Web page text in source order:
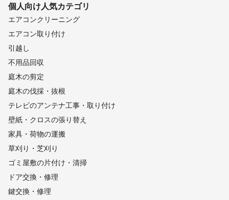
日立市
常陸太田市
【神奈川県 】
川崎市 横浜市
鎌倉市
葉山町
厚木市
平塚市
三浦市
松田町
大井町
真鶴町
箱根町 湯河原町
個人向け人気カテゴリ
エアコンクリーニング
エアコン取り付け
引越し
不用品回収
庭木の剪定
庭木の伐採・抜根
テレビのアンテナ工事・取り付け
壁紙・クロスの張り替え
家具・荷物の運搬
草刈り・芝刈り
ゴミ屋敷の片付け・清掃
ドア交換・修理
鍵交換・修理